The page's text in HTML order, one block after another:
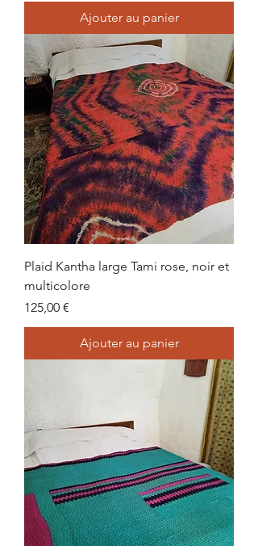
Ajouter au panier
Plaid Kantha large Tami rose, noir et
multicolore
Prix
125,00 €
Ajouter au panier